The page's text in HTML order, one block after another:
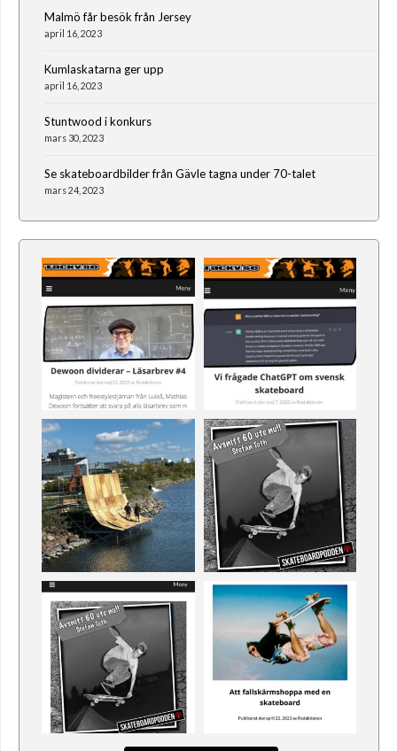
Malmö får besök från Jersey
april 16, 2023
Kumlaskatarna ger upp
april 16, 2023
Stuntwood i konkurs
mars 30, 2023
Se skateboardbilder från Gävle tagna under 70-talet
mars 24, 2023